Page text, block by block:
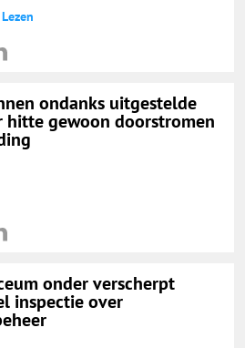
ondanks uitgestelde
hitte gewoon doorstromen
onder verscherpt
inspectie over